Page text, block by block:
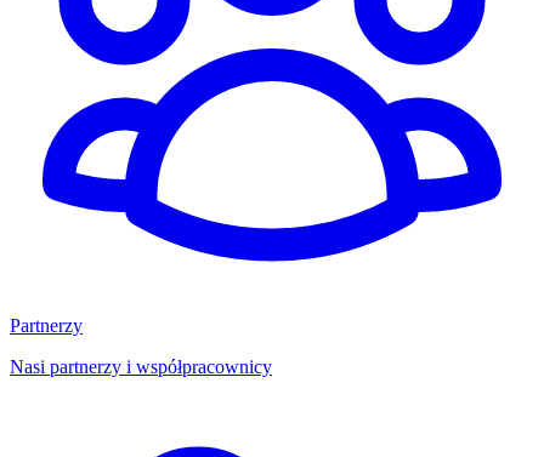
Partnerzy
Nasi partnerzy i współpracownicy